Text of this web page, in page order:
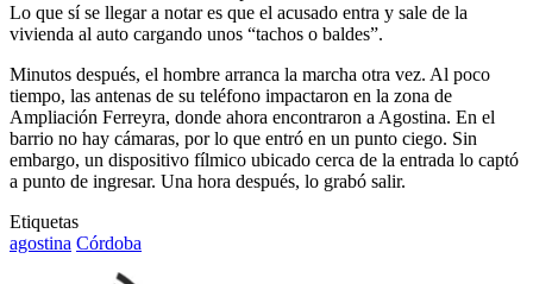
Lo que sí se llegar a notar es que el acusado entra y sale de la
vivienda al auto cargando unos “tachos o baldes”.
Minutos después, el hombre arranca la marcha otra vez. Al poco
tiempo, las antenas de su teléfono impactaron en la zona de
Ampliación Ferreyra, donde ahora encontraron a Agostina. En el
barrio no hay cámaras, por lo que entró en un punto ciego. Sin
embargo, un dispositivo fílmico ubicado cerca de la entrada lo captó
a punto de ingresar. Una hora después, lo grabó salir.
Etiquetas
agostina Córdoba